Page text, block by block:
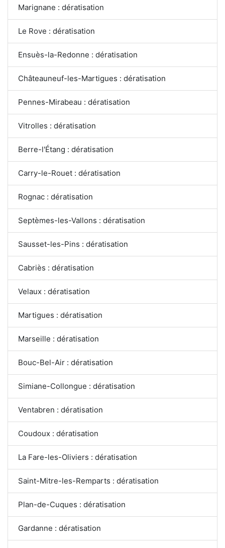
Marignane : dératisation
Le Rove : dératisation
Ensuès-la-Redonne : dératisation
Châteauneuf-les-Martigues : dératisation
Pennes-Mirabeau : dératisation
Vitrolles : dératisation
Berre-l'Étang : dératisation
Carry-le-Rouet : dératisation
Rognac : dératisation
Septèmes-les-Vallons : dératisation
Sausset-les-Pins : dératisation
Cabriès : dératisation
Velaux : dératisation
Martigues : dératisation
Marseille : dératisation
Bouc-Bel-Air : dératisation
Simiane-Collongue : dératisation
Ventabren : dératisation
Coudoux : dératisation
La Fare-les-Oliviers : dératisation
Saint-Mitre-les-Remparts : dératisation
Plan-de-Cuques : dératisation
Gardanne : dératisation